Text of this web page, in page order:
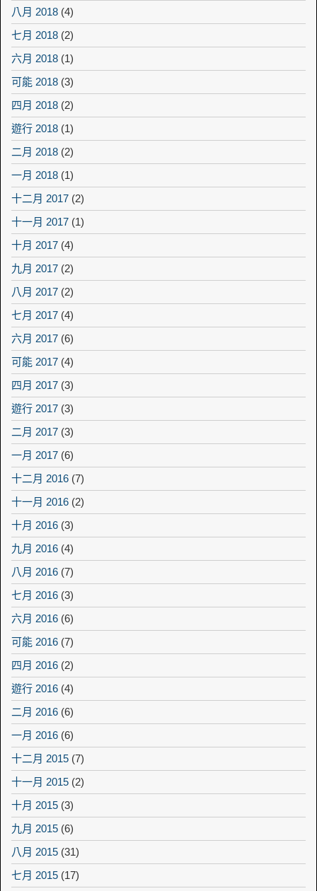
八月 2018 (4)
七月 2018 (2)
六月 2018 (1)
可能 2018 (3)
四月 2018 (2)
遊行 2018 (1)
二月 2018 (2)
一月 2018 (1)
十二月 2017 (2)
十一月 2017 (1)
十月 2017 (4)
九月 2017 (2)
八月 2017 (2)
七月 2017 (4)
六月 2017 (6)
可能 2017 (4)
四月 2017 (3)
遊行 2017 (3)
二月 2017 (3)
一月 2017 (6)
十二月 2016 (7)
十一月 2016 (2)
十月 2016 (3)
九月 2016 (4)
八月 2016 (7)
七月 2016 (3)
六月 2016 (6)
可能 2016 (7)
四月 2016 (2)
遊行 2016 (4)
二月 2016 (6)
一月 2016 (6)
十二月 2015 (7)
十一月 2015 (2)
十月 2015 (3)
九月 2015 (6)
八月 2015 (31)
七月 2015 (17)